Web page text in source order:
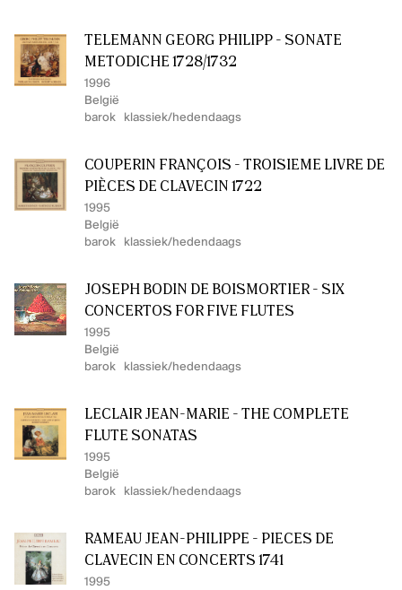
TELEMANN GEORG PHILIPP - SONATE
METODICHE 1728/1732
1996
België
barok
klassiek/hedendaags
COUPERIN FRANÇOIS - TROISIÈME LIVRE DE
PIÈCES DE CLAVECIN 1722
1995
België
barok
klassiek/hedendaags
JOSEPH BODIN DE BOISMORTIER - SIX
CONCERTOS FOR FIVE FLUTES
1995
België
barok
klassiek/hedendaags
LECLAIR JEAN-MARIE - THE COMPLETE
FLUTE SONATAS
1995
België
barok
klassiek/hedendaags
RAMEAU JEAN-PHILIPPE - PIÈCES DE
CLAVECIN EN CONCERTS 1741
1995